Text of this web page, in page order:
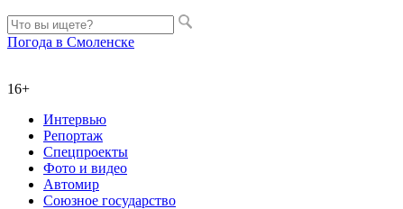
Погода в Смоленске
16+
Интервью
Репортаж
Спецпроекты
Фото и видео
Автомир
Союзное государство